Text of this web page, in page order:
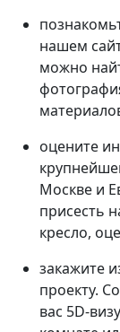
нашем
можно
оцените
Москве и
присесть
кресло,
закажите
проекту.
вас 5D-